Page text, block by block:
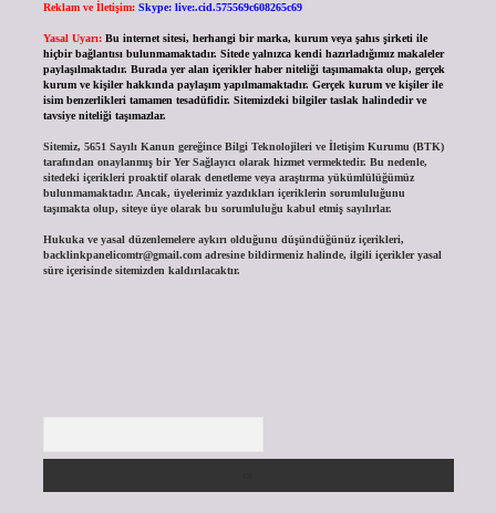
Reklam ve İletişim: Skype: live:.cid.575569c608265c69
Yasal Uyarı: Bu internet sitesi, herhangi bir marka, kurum veya şahıs şirketi ile
hiçbir bağlantısı bulunmamaktadır. Sitede yalnızca kendi hazırladığımız makaleler
paylaşılmaktadır. Burada yer alan içerikler haber niteliği taşımamakta olup, gerçek
kurum ve kişiler hakkında paylaşım yapılmamaktadır. Gerçek kurum ve kişiler ile
isim benzerlikleri tamamen tesadüfidir. Sitemizdeki bilgiler taslak halindedir ve
tavsiye niteliği taşımazlar.
Sitemiz, 5651 Sayılı Kanun gereğince Bilgi Teknolojileri ve İletişim Kurumu (BTK)
tarafından onaylanmış bir Yer Sağlayıcı olarak hizmet vermektedir. Bu nedenle,
sitedeki içerikleri proaktif olarak denetleme veya araştırma yükümlülüğümüz
bulunmamaktadır. Ancak, üyelerimiz yazdıkları içeriklerin sorumluluğunu
taşımakta olup, siteye üye olarak bu sorumluluğu kabul etmiş sayılırlar.
Hukuka ve yasal düzenlemelere aykırı olduğunu düşündüğünüz içerikleri,
backlinkpanelicomtr@gmail.comadresine bildirmeniz halinde, ilgili içerikler yasal
süre içerisinde sitemizden kaldırılacaktır.